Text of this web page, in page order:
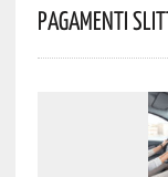
Pagamenti